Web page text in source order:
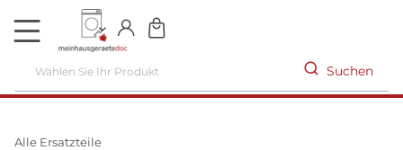
DE
Suchen
Alle Ersatzteile